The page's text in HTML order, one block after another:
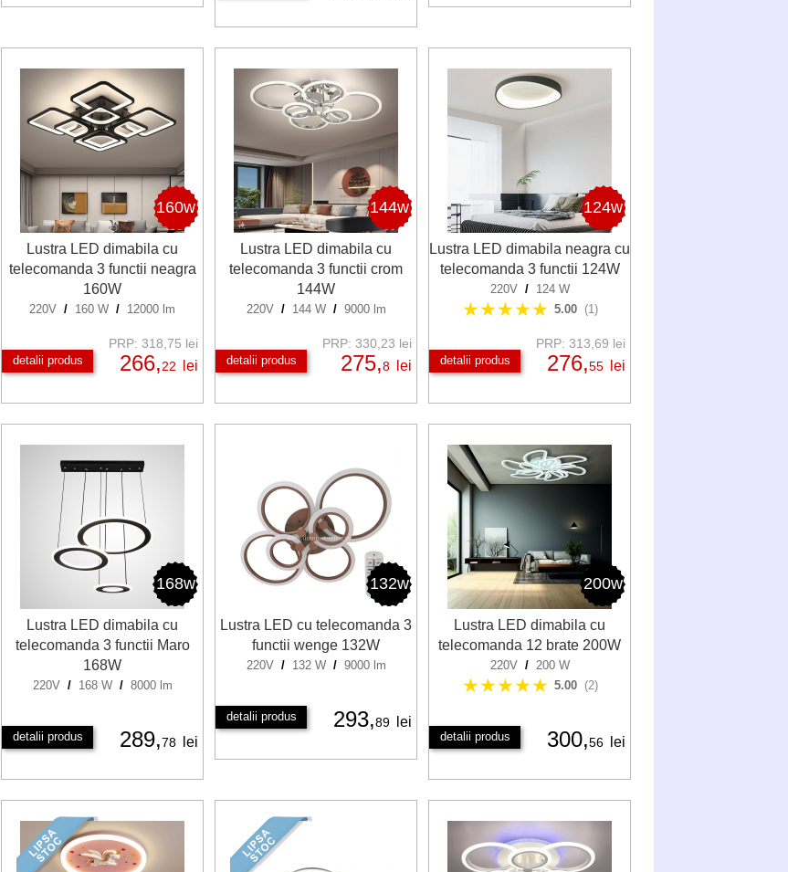
160w
Lustra LED dimabila cu
telecomanda 3 functii neagra
160W
220V / 160 W / 12000 lm
detalii produs
PRP: 318,75 lei
266,22 lei
144w
Lustra LED dimabila cu
telecomanda 3 functii crom
144W
220V / 144 W / 9000 lm
detalii produs
PRP: 330,23 lei
275,8 lei
124w
Lustra LED dimabila neagra cu
telecomanda 3 functii 124W
220V / 124 W
★★★★★ 5.00 (1)
detalii produs
PRP: 313,69 lei
276,55 lei
168w
Lustra LED dimabila cu
telecomanda 3 functii Maro
168W
220V / 168 W / 8000 lm
detalii produs 289,78 lei
132w
Lustra LED cu telecomanda 3
functii wenge 132W
220V / 132 W / 9000 lm
detalii produs 293,89 lei
200w
Lustra LED dimabila cu
telecomanda 12 brate 200W
220V / 200 W
★★★★★ 5.00 (2)
detalii produs 300,56 lei